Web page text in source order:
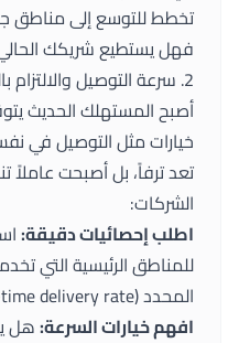
تخطط للتوسع إلى مناطق
فهل يستطيع شريكك
2. سرعة التوصيل والالتزام بالمواعيد
أصبح المستهلك الحديث
خيارات مثل التوصيل في
تعد ترفاً، بل أصبحت عاملاً
الشركات:
اطلب إحصائيات دقيقة:
للمناطق الرئيسية التي
المحدد (On-time delivery rate).
افهم خيارات السرعة:هل